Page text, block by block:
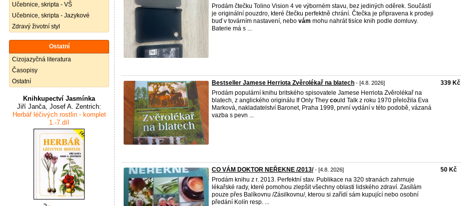
Učebnice, skripta - VŠ
Učebnice, skripta - Jazykové
Zdravý životní styl
Ostatní
Cizojazyčná literatura
Časopisy
Ostatní
Knihkupectví Jasmínka
Jiří Janča, Josef A. Zentrich:
Herbář léčivých rostlin - komplet
1.-7.díl
Prodám čtečku Tolino Vision 4 ve výborném stavu, bez jediných oděrek. Součástí
je originální pouzdro, které čtečku perfektně chrání. Čtečka je připravena k prodeji
buď v továrním nastavení, nebo vám mohu nahrát tisíce knih podle domluvy.
Baterie má s ...
Bestseller Jamese Herriota Zvěrolékař na blatech - [4.8. 2026]
Prodám populární knihu britského spisovatele Jamese Herriota Zvěrolékař na
blatech, z anglického originálu If Only They could Talk z roku 1970 přeložila Eva
Marková, nakladatelství Baronet, Praha 1999, první vydání v této podobě, vázaná
vazba s pevn ...
339 Kč
CO VÁM DOKTOR NEŘEKNE /2013/- [4.8. 2026]
Prodám knihu z r. 2013. Perfektní stav. Publikace na 320 stranách zahrnuje
lékařské rady, které pomohou zlepšit všechny oblasti lidského zdraví. Zasílám
pouze přes Balíkovnu /Zásilkovnu/, kterou si zařídí sám kupující nebo osobní
předání Kolín resp. ...
50 Kč